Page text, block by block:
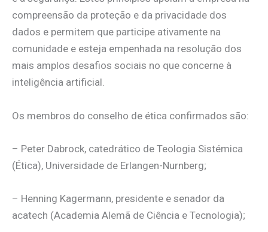
compreensão da proteção e da privacidade dos
dados e permitem que participe ativamente na
comunidade e esteja empenhada na resolução dos
mais amplos desafios sociais no que concerne à
inteligência artificial.
Os membros do conselho de ética confirmados são:
– Peter Dabrock, catedrático de Teologia Sistémica
(Ética), Universidade de Erlangen-Nurnberg;
– Henning Kagermann, presidente e senador da
acatech (Academia Alemã de Ciência e Tecnologia);